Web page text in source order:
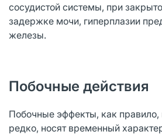
сосудистой системы, при
задержке мочи, гиперплазии
железы.
Побочные действия
Побочные эффекты, как правило,
редко, носят временный